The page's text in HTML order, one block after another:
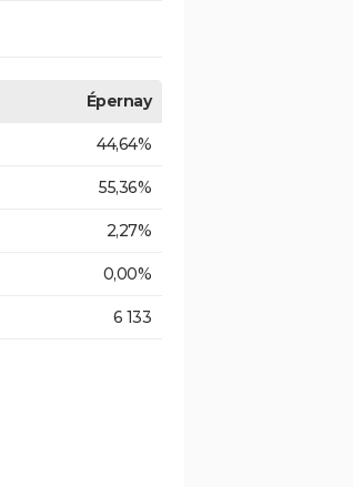
Épernay
44,64%
55,36%
2,27%
0,00%
6 133